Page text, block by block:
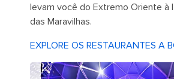
levam você do Extremo Oriente à
das Maravilhas.
EXPLORE OS RESTAURANTES A